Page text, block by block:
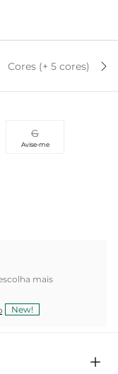
Cores (+ 5 cores)
G
Avise-me
mais
New!